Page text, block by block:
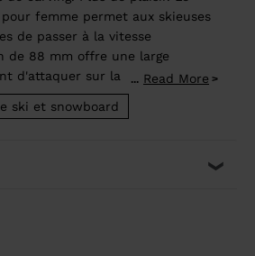
femme permet aux skieuses
de passer à la vitesse
de 88 mm offre une large
d'attaquer sur la piste tout en
fun d'un ski de freeride
terrains. Notre noyau
offre légèreté et stabilité, tandis
pour un poids limité et
... Read More
ski et snowboard